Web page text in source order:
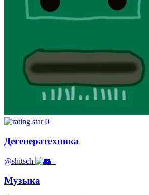
0
Дегенератехника
@shitsch -
Музыка